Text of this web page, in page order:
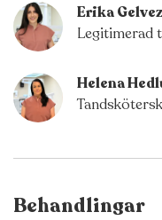
Erika
Legitimerad
Helena
Behandlingar